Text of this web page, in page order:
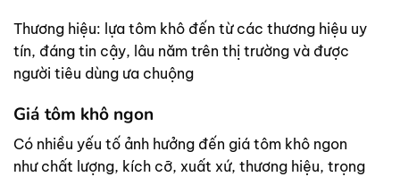
Thương hiệu: lựa tôm khô đến từ các thương hiệu uy
tín, đáng tin cậy, lâu năm trên thị trường và được
người tiêu dùng ưa chuộng
Giá tôm khô ngon
Có nhiều yếu tố ảnh hưởng đến giá tôm khô ngon
như chất lượng, kích cỡ, xuất xứ, thương hiệu, trọng